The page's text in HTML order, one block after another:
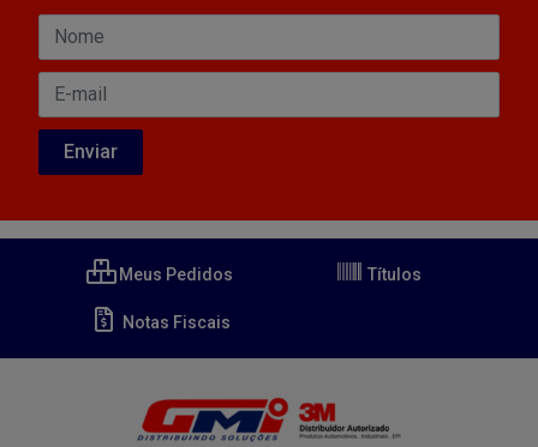
Meus Pedidos Títulos
Notas Fiscais